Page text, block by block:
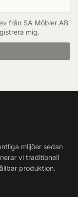
från SA Möbler AB
mig.
miljöer sedan
vi traditionell
produktion.